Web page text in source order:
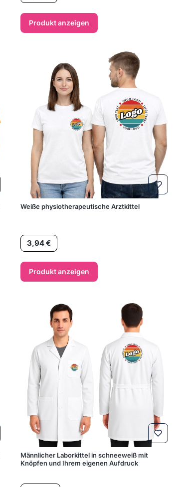
Produkt anzeigen
Weiße physiotherapeutische Arztkittel
Preis
3,94 €
Produkt anzeigen
Männlicher Laborkittel in schneeweiß mit
Knöpfen und Ihrem eigenen Aufdruck